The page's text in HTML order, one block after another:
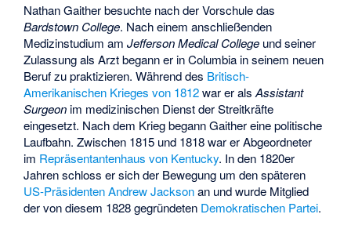
Nathan Gaither besuchte nach der Vorschule das
Bardstown College. Nach einem anschließenden
Medizinstudium amJefferson Medical College und seiner
Zulassung als Arzt begann er in Columbia in seinem neuen
Beruf zu praktizieren. Während des Britisch-
Amerikanischen Krieges von 1812war er alsAssistant
Surgeon im medizinischen Dienst der Streitkräfte
eingesetzt. Nach dem Krieg begann Gaither eine politische
Laufbahn. Zwischen 1815 und 1818 war er Abgeordneter
im Repräsentantenhaus von Kentucky. In den 1820er
Jahren schloss er sich der Bewegung um den späteren
US-Präsidenten Andrew Jacksonan und wurde Mitglied
der von diesem 1828 gegründeten Demokratischen Partei.